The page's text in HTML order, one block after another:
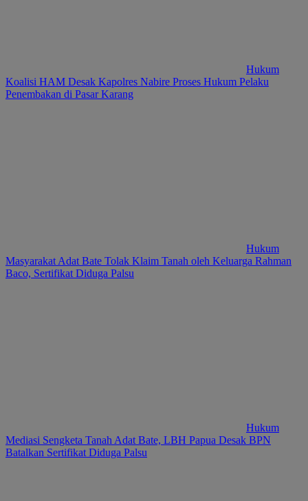
Hukum
Koalisi HAM Desak Kapolres Nabire Proses Hukum Pelaku
Penembakan di Pasar Karang
Hukum
Masyarakat Adat Bate Tolak Klaim Tanah oleh Keluarga Rahman
Baco, Sertifikat Diduga Palsu
Hukum
Mediasi Sengketa Tanah Adat Bate, LBH Papua Desak BPN
Batalkan Sertifikat Diduga Palsu